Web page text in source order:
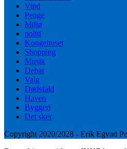
Vind
Penge
Miljø
politi
Kongehuset
Shopping
Musik
Debat
Valg
Dødsfald
Haven
Byggeri
Det sker
Copyright 2020/2028 - Erik Egvad